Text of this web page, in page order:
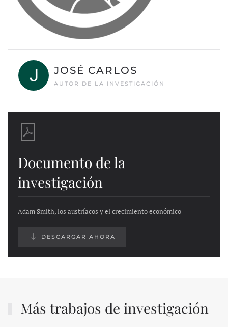
JOSÉ CARLOS
AUTOR DE LA INVESTIGACIÓN
Documento de la
investigación
Adam Smith, los austríacos y el crecimiento económico
DESCARGAR AHORA
Más trabajos de investigación